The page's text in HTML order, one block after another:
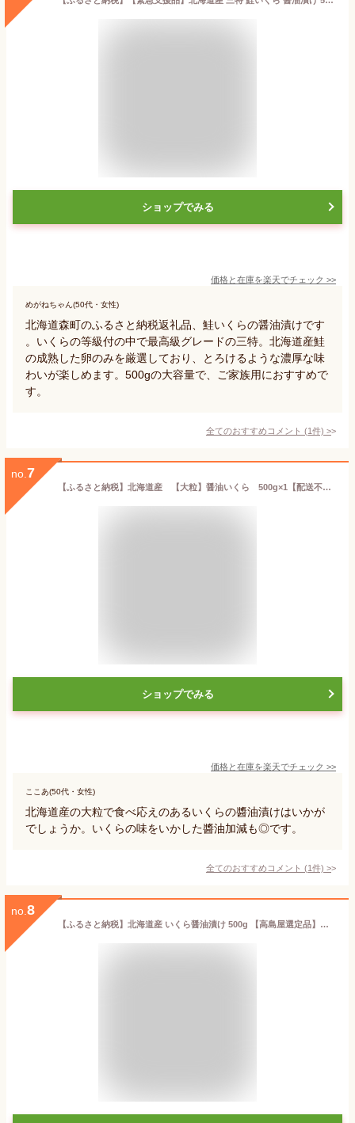
ショップでみる
価格と在庫を楽天でチェック >>
めがねちゃん(50代・女性)
北海道森町のふるさと納税返礼品、鮭いくらの醤油漬けです
。いくらの等級付の中で最高級グレードの三特。北海道産鮭
の成熟した卵のみを厳選しており、とろけるような濃厚な味
わいが楽しめます。500gの大容量で、ご家族用におすすめで
す。
全てのおすすめコメント (1件) >
no. 7
【ふるさと納税】北海道産 【大粒】醤油いくら 500g×1【配送不可地域：離島】【1468293】
ショップでみる
価格と在庫を楽天でチェック >>
ここあ(50代・女性)
北海道産の大粒で食べ応えのあるいくらの醬油漬けはいかが
でしょうか。いくらの味をいかした醬油加減も◎です。
全てのおすすめコメント (1件) >
no. 8
【ふるさと納税】北海道産 いくら醤油漬け 500g 【高島屋選定品】（ ふるさと納税 いくら 北海道 ふるさと納税 イクラ 北海道 ふるさと納税 鮭いくら ふるさと納税 鮭イクラ ふるさと納税 いくら ふるさと いくら 鮭卵 国産 北海道 秋 旬 )